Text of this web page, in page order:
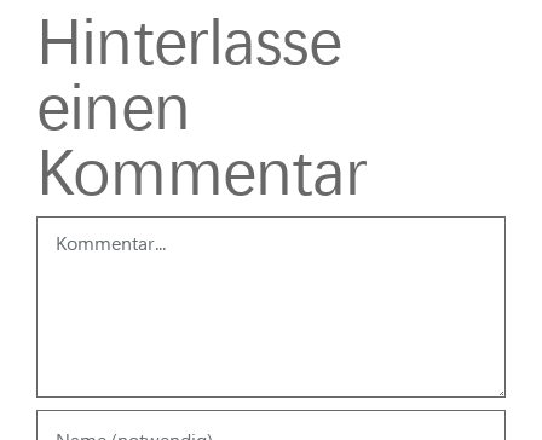
Hinterlasse
einen
Kommentar
Kommentar